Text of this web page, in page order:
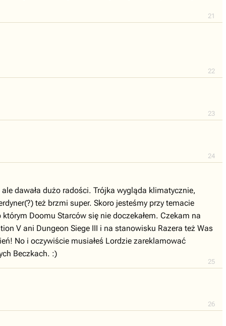
21
22
23
24
25
dawała dużo radości. Trójka wygląda klimatycznie,
też brzmi super. Skoro jesteśmy przy temacie
Doomu Starców się nie doczekałem. Czekam na
V ani Dungeon Siege III i na stanowisku Razera też Was
No i oczywiście musiałeś Lordzie zareklamować
Beczkach. :)
26